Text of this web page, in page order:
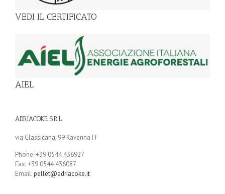
VEDI IL CERTIFICATO
AIEL
ADRIACOKE S.R.L.
via Classicana, 99 Ravenna IT
Phone: +39 0544 436927
Fax: +39 0544 436087
Email:pellet@adriacoke.it